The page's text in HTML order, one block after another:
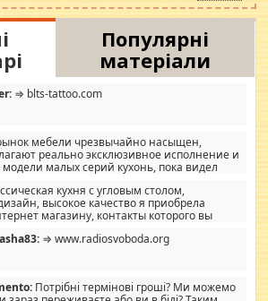
Популярні
матеріали
⇒ blts-tattoo.com
мебели чрезвычайно насыщен,
реально эксклюзивное исполнение и
малых серий кухонь, пока видел
в MebelOk, креативненько и что главное -
без ненужных наворотов удорожающих
фактор.
кухня с угловым столом,
высокое качество я приобрела
магазину, контакты которого вы
⇒ www.radiosvoboda.org
Потрібні термінові гроші? Ми можемо